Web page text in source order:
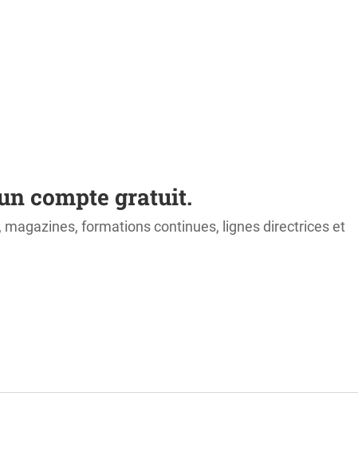
compte gratuit.
magazines, formations continues, lignes directrices et